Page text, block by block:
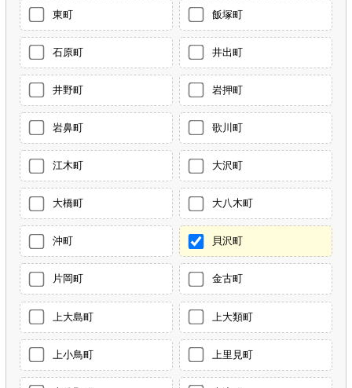
東町 飯塚町
石原町 井出町
井野町 岩押町
岩鼻町 歌川町
江木町 大沢町
大橋町 大八木町
沖町 貝沢町
片岡町 金古町
上大島町 上大類町
上小鳥町 上里見町